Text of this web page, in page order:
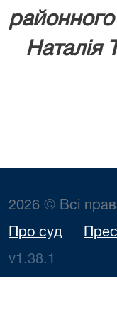
2026 © Всі
Про суд
v1.38.1